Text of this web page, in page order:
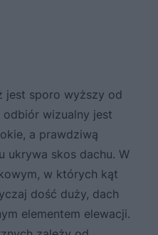
jest sporo wyższy od
wizualny jest
a prawdziwą
ukrywa skos dachu. W
w których kąt
dość duży, dach
elementem elewacji.